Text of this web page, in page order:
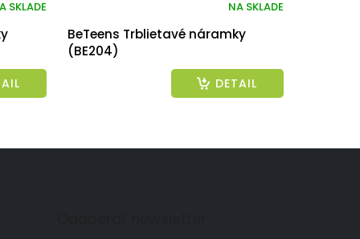
SKLADE
BeTeens Trblietavé náramky
(BE204)
NA SKLADE
DETAIL